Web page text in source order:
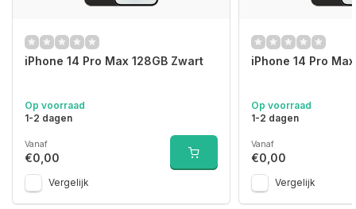
iPhone 14 Pro Max 128GB Zwart
Op voorraad
1-2 dagen
Vanaf
€0,00
Vergelijk
iPhone 14 Pro
Op voorraad
1-2 dagen
Vanaf
€0,00
Vergelijk